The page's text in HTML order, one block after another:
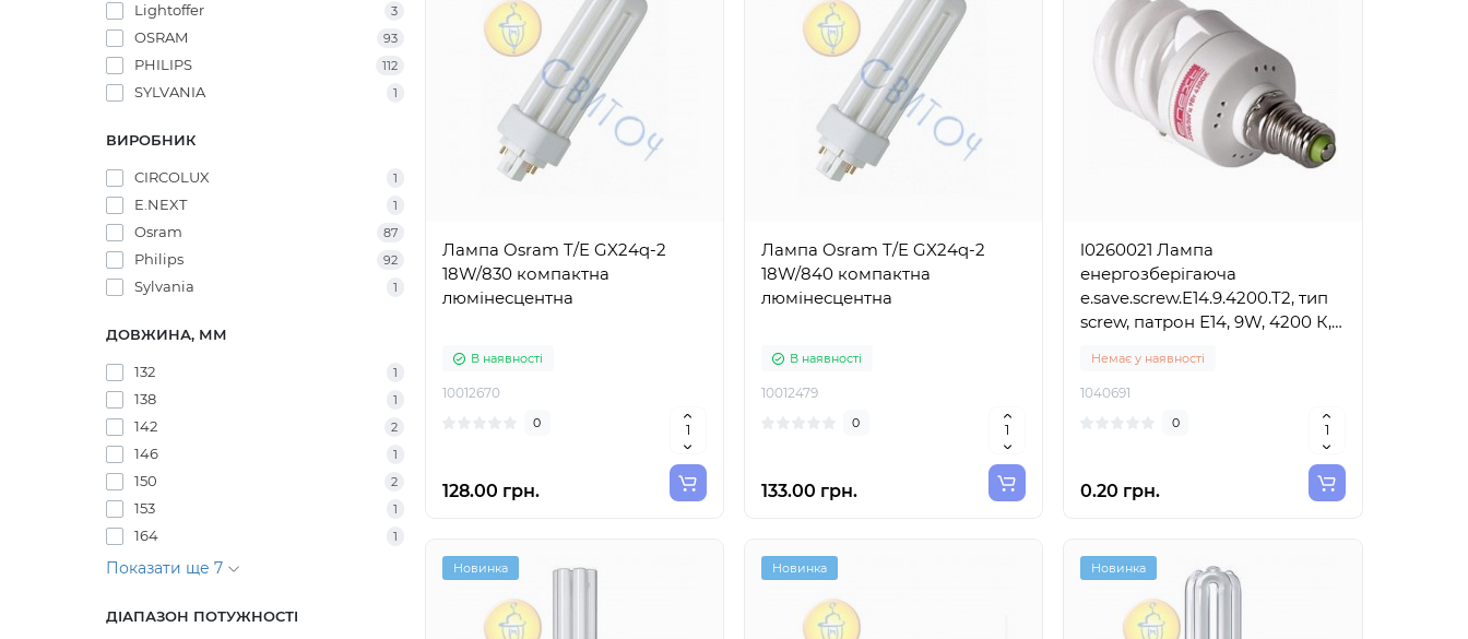
Lightoffer 3
OSRAM 93
PHILIPS 112
SYLVANIA 1
ВИРОБНИК
CIRCOLUX 1
E.NEXT 1
Osram 87
Philips 92
Sylvania 1
ДОВЖИНА, ММ
132 1
138 1
142 2
146 1
150 2
153 1
164 1
Показати ще 7
ДІАПАЗОН ПОТУЖНОСТІ
Лампа Osram T/E GX24q-2
18W/830 компактна
люмінесцентна
В наявності
10012670
0
128.00 грн.
Лампа Osram T/E GX24q-2
18W/840 компактна
люмінесцентна
В наявності
10012479
0
133.00 грн.
l0260021 Лампа
енергозберігаюча
e.save.screw.E14.9.4200.T2, тип
screw, патрон Е14, 9W, 4200 К,
Немає у наявності
1040691
0
0.20 грн.
Новинка Новинка Новинка